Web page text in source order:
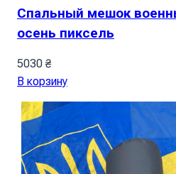
Спальный мешок
осень пиксель
5030 ₴
В корзину